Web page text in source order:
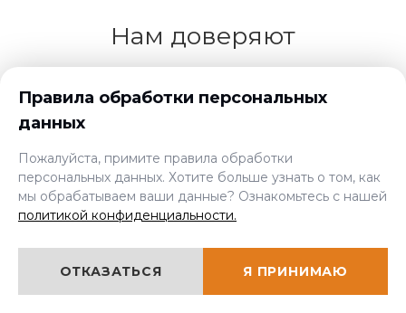
Нам доверяют
Правила обработки персональных
данных
Пожалуйста, примите правила обработки
персональных данных. Хотите больше узнать о том, как
мы обрабатываем ваши данные? Ознакомьтесь с нашей
политикой конфиденциальности.
ОТКАЗАТЬСЯ Я ПРИНИМАЮ